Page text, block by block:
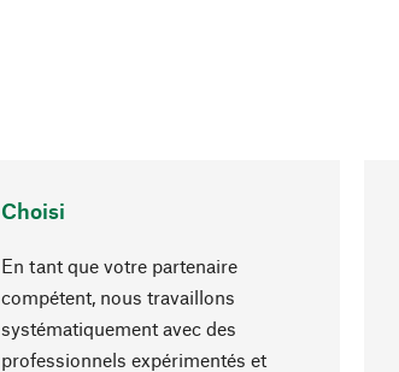
Choisi
En tant que votre partenaire
compétent, nous travaillons
systématiquement avec des
professionnels expérimentés et